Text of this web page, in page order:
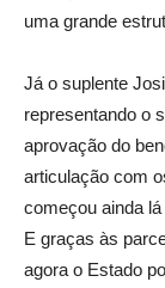
uma grande
Já o suplente
representando o
aprovação do
articulação com
começou ainda
E graças às
agora o Estado